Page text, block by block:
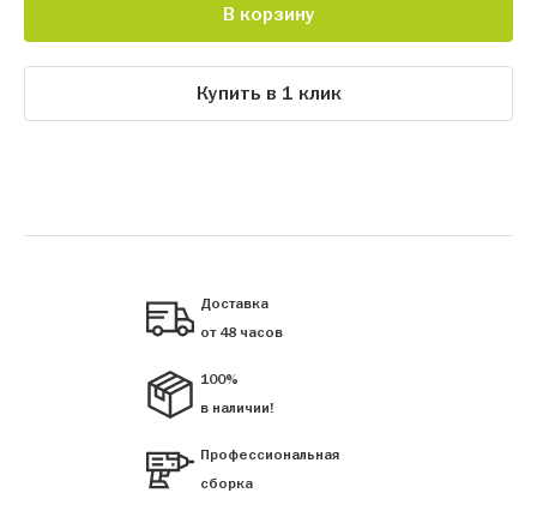
В корзину
Купить в 1 клик
Доставка
от 48 часов
100%
в наличии!
Профессиональная
сборка